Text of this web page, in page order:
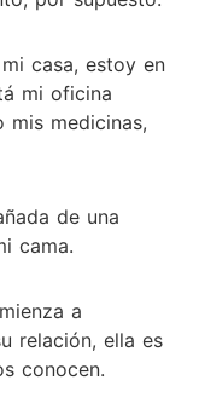
casa, estoy en
mi oficina
mis medicinas,
de una
cama.
a
relación, ella es
conocen.